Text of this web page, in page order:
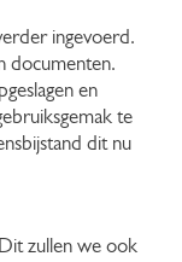
ingevoerd.
documenten.
en
te
dit nu
zullen we ook